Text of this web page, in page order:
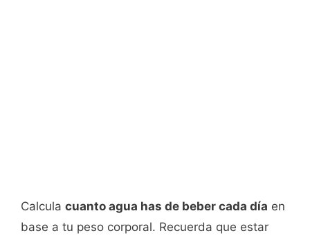
Calcula cuanto agua has de beber cada día en
base a tu peso corporal. Recuerda que estar